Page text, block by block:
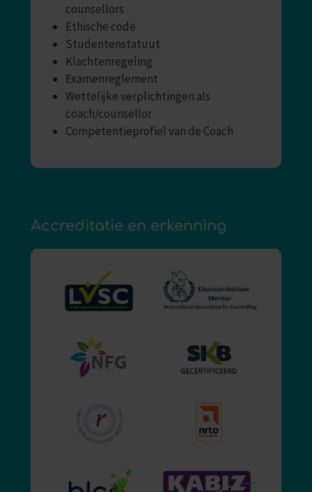
counsellors
Ethische code
Studentenstatuut
Klachtenregeling
Examenreglement
Wettelijke verplichtingen als
coach/counsellor
Competentieprofiel van de Coach
Accreditatie en erkenning